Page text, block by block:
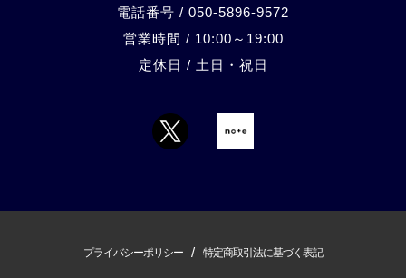
電話番号 / 050-5896-9572
営業時間 / 10:00～19:00
定休日 / 土日・祝日
プライバシーポリシー / 特定商取引法に基づく表記